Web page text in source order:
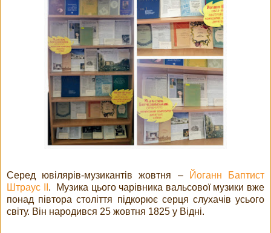
Серед ювілярів-музикантів жовтня –
Йоганн Баптист
Штраус ІІ . Музика цього чарівника вальсової музики вже
понад півтора століття підкорює серця слухачів усього
світу. Він народився 25 жовтня 1825 у Відні.